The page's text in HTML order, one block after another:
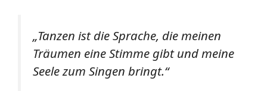
„Tanzen ist die Sprache, die meinen
Träumen eine Stimme gibt und meine
Seele zum Singen bringt.“